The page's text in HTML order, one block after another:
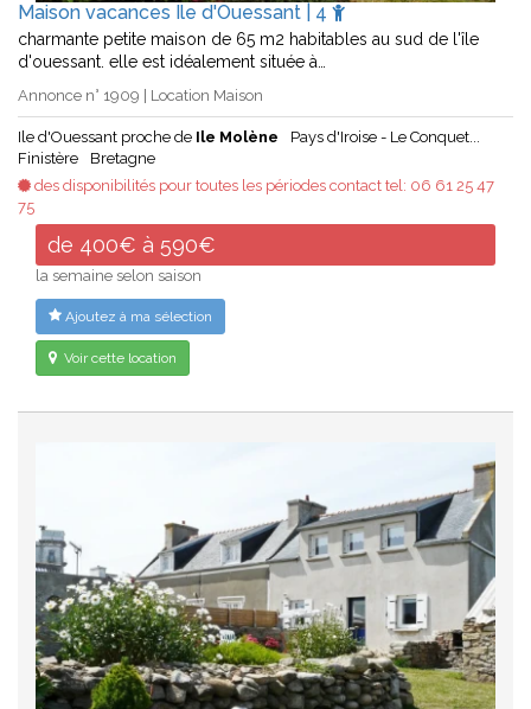
Maison vacances Ile d'Ouessant | 4
charmante petite maison de 65 m2 habitables au sud de l'île
d'ouessant. elle est idéalement située à…
Annonce n° 1909 | Location Maison
Ile d'Ouessant proche de Ile Molène
Pays d'Iroise - Le Conquet...
Finistère
Bretagne
des disponibilités pour toutes les périodes contact tel: 06 61 25 47
75
de 400€ à 590€
la semaine selon saison
Ajoutez à ma sélection
Voir cette location